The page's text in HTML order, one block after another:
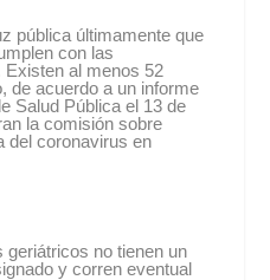
pública últimamente que
con las
Existen al menos 52
de acuerdo a un informe
Salud Pública el 13 de
la comisión sobre
del coronavirus en
geriátricos no tienen un
y corren eventual